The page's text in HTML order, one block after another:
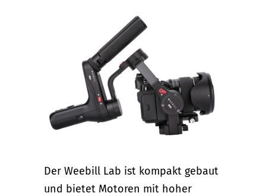
Der Weebill Lab ist kompakt gebaut
und bietet Motoren mit hoher